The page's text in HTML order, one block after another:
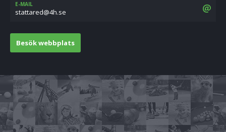
E-MAIL
es.h4@derattats
Besök webbplats